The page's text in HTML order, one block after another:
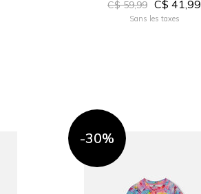
C$ 59,99 C$ 41,99
Sans les taxes
-30%